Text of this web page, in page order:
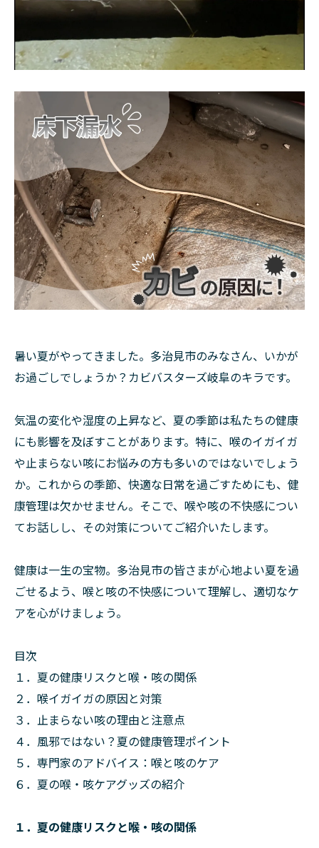
暑い夏がやってきました。多治見市のみなさん、いかが
お過ごしでしょうか？カビバスターズ岐阜のキラです。
気温の変化や湿度の上昇など、夏の季節は私たちの健康
にも影響を及ぼすことがあります。特に、喉のイガイガ
や止まらない咳にお悩みの方も多いのではないでしょう
か。これからの季節、快適な日常を過ごすためにも、健
康管理は欠かせません。そこで、喉や咳の不快感につい
てお話しし、その対策についてご紹介いたします。
健康は一生の宝物。多治見市の皆さまが心地よい夏を過
ごせるよう、喉と咳の不快感について理解し、適切なケ
アを心がけましょう。
目次
１．夏の健康リスクと喉・咳の関係
２．喉イガイガの原因と対策
３．止まらない咳の理由と注意点
４．風邪ではない？夏の健康管理ポイント
５．専門家のアドバイス：喉と咳のケア
６．夏の喉・咳ケアグッズの紹介
１．夏の健康リスクと喉・咳の関係